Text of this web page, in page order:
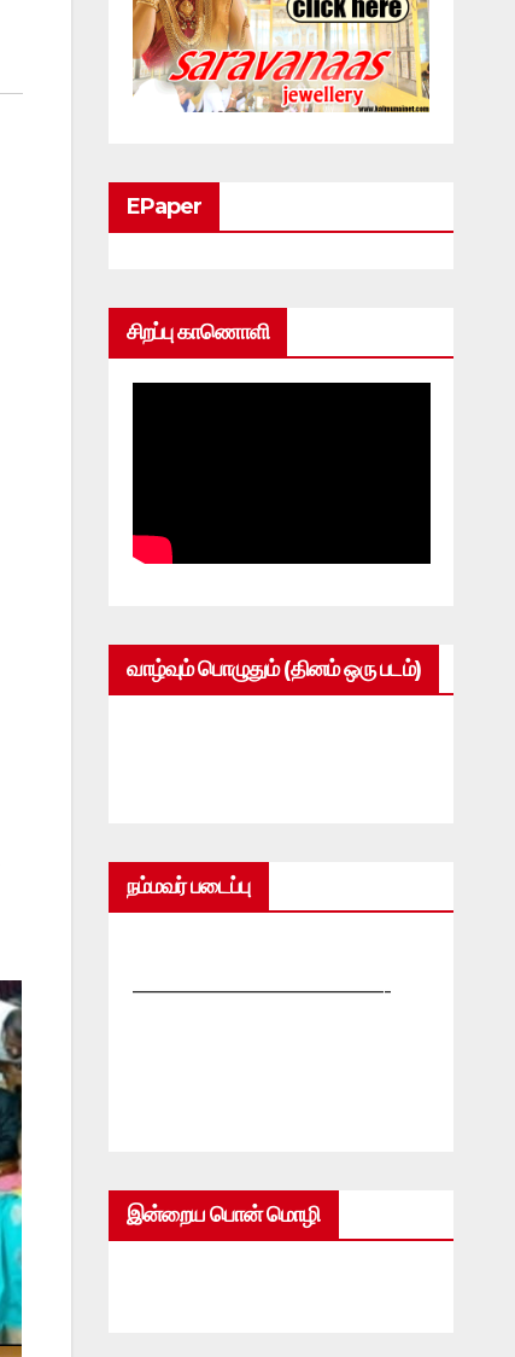
EPaper
சிறப்பு காணொளி
வாழ்வும் பொழுதும் (தினம் ஒரு படம்)
நம்மவர் படைப்பு
—————————————-
இன்றைய பொன் மொழி